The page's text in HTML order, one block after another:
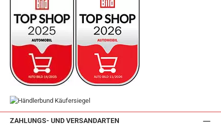
ZAHLUNGS- UND VERSANDARTEN